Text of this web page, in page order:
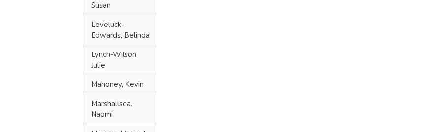
Susan
Loveluck-
Edwards, Belinda
Lynch-Wilson,
Julie
Mahoney, Kevin
Marshallsea,
Naomi